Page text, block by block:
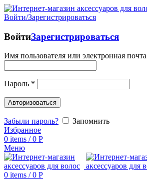
Войти/Зарегистрироваться
ВойтиЗарегистрироваться
Имя пользователя или электронная почта
Пароль *
Авторизоваться
Забыли пароль?
Запомнить
Избранное
0 items / 0 Р
Меню
0 items / 0 Р